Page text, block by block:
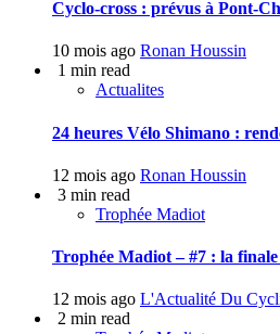
Cyclo-cross : prévus à Pont-
10 mois ago Ronan Houssin
1 min read
Actualites
24 heures Vélo Shimano :
12 mois ago Ronan Houssin
3 min read
Trophée Madiot
Trophée Madiot – #7 : la
12 mois ago L'Actualité Du
2 min read